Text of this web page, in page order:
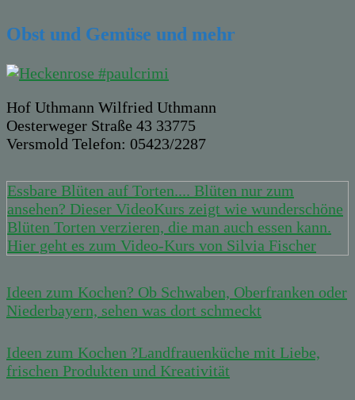
Obst und Gemüse und mehr
Hof Uthmann Wilfried Uthmann
Oesterweger Straße 43 33775
Versmold Telefon: 05423/2287
Essbare Blüten auf Torten.... Blüten nur zum
ansehen? Dieser VideoKurs zeigt wie wunderschöne
Blüten Torten verzieren, die man auch essen kann.
Hier geht es zum Video-Kurs von Silvia Fischer
Ideen zum Kochen? Ob Schwaben, Oberfranken oder
Niederbayern, sehen was dort schmeckt
Ideen zum Kochen ?Landfrauenküche mit Liebe,
frischen Produkten und Kreativität